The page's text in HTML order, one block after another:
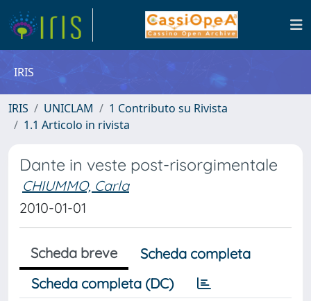
IRIS
IRIS UNICLAM
1 Contributo su Rivista
1.1 Articolo in rivista
Dante in veste post-risorgimentale
CHIUMMO, Carla
2010-01-01
Scheda breve
Scheda completa
Scheda completa (DC)